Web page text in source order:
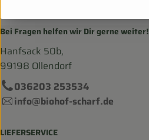
Bei Fragen helfen wir Dir gerne weiter!
Hanfsack 50b,
99198 Ollendorf
036203 253534
info@biohof-scharf.de
LIEFERSERVICE